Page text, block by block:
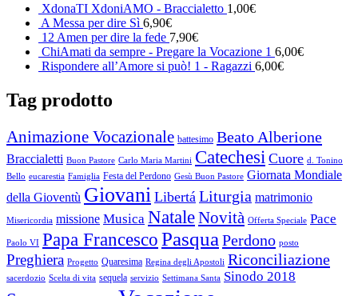
XdonaTI XdoniAMO - Braccialetto 1,00€
A Messa per dire Sì 6,90€
12 Amen per dire la fede 7,90€
ChiAmati da sempre - Pregare la Vocazione 1 6,00€
Rispondere all’Amore si può! 1 - Ragazzi 6,00€
Tag prodotto
Animazione Vocazionale battesimo Beato Alberione
Braccialetti Buon Pastore Carlo Maria Martini Catechesi Cuore d. Tonino
Bello eucarestia Famiglia Festa del Perdono Gesù Buon Pastore Giornata Mondiale
della Gioventù Giovani Libertá Liturgia matrimonio
Misericordia missione Musica NataleNovità Offerta Speciale Pace
Paolo VI Papa FrancescoPasqua Perdono posto
Preghiera Progetto Quaresima Regina degli Apostoli Riconciliazione
sacerdozio Scelta di vita sequela servizio Settimana Santa Sinodo 2018